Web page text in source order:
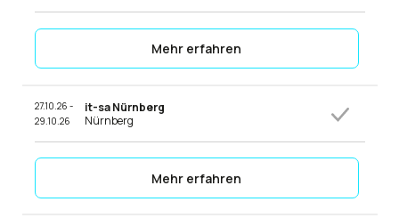
Mehr erfahren
27.10.26 -
29.10.26
it-sa Nürnberg
Nürnberg
Mehr erfahren